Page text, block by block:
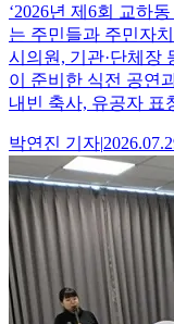
‘2026년 제6회 교하
는 주민들과 주민자
시의원, 기관·단체장
이 준비한 식전 공연
내빈 축사, 유공자 표
박연진 기자|